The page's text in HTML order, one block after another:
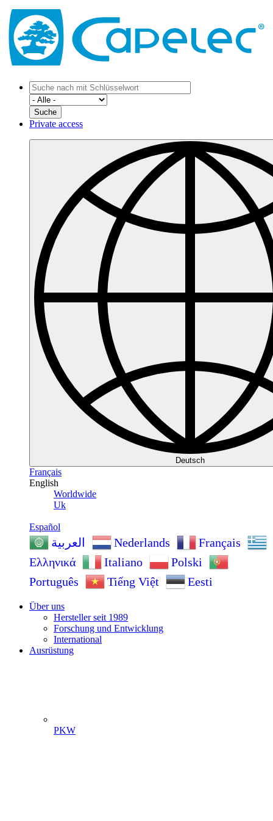
Private access
Deutsch
Français
English
Worldwide
Uk
Español
العربية Nederlands
Français
Ελληνικά
Italiano
Polski
Português
Tiếng Việt Eesti
Über uns
Hersteller seit 1989
Forschung und Entwicklung
International
Ausrüstung
PKW